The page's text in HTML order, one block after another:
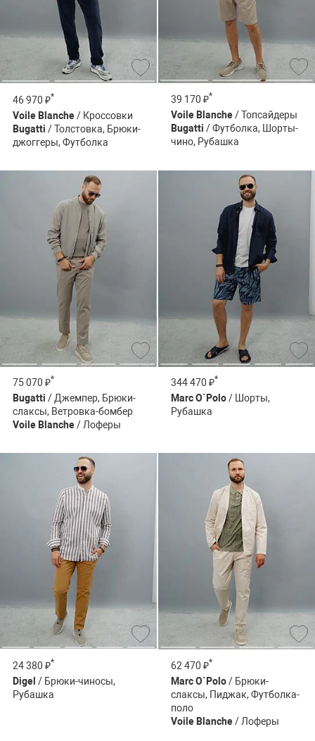
46 970 ₽*
Voile Blanche/ Кроссовки
Bugatti / Толстовка, Брюки-
джоггеры, Футболка
39 170 ₽*
Voile Blanche/ Топсайдеры
Bugatti / Футболка, Шорты-
чино, Рубашка
75 070 ₽*
Bugatti / Джемпер, Брюки-
слаксы, Ветровка-бомбер
Voile Blanche/ Лоферы
344 470 ₽*
Marc O`Polo/ Шорты,
Рубашка
24 380 ₽*
Digel / Брюки-чиносы,
Рубашка
62 470 ₽*
Marc O`Polo/ Брюки-
слаксы, Пиджак, Футболка-
поло
Voile Blanche/ Лоферы